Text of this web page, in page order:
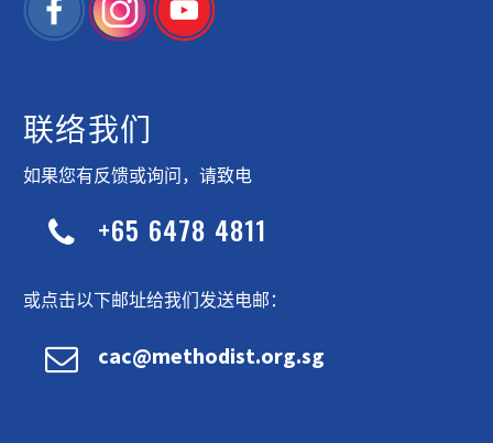
联络我们
如果您有反馈或询问，请致电

 +65 6478 4811
或点击以下邮址给我们发送电邮：

 cac@methodist.org.sg